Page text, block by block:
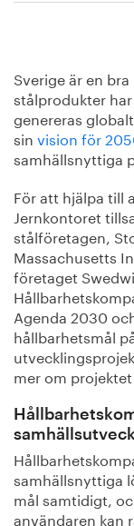
Sverige är en
stålprodukter
genereras
sin vision för
samhällsnyttiga
För att hjälpa till
Jernkontoret
stålföretagen,
Massachusetts
företaget
Agenda 2030
hållbarhetsmål
mer om
samhällsnyttiga
mål samtidigt,
användaren kan